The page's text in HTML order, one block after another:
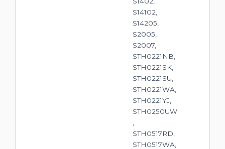
S14102,
S14205,
S2005,
S2007,
STH0221NB,
STH0221SK,
STH0221SU,
STH0221WA,
STH0221YJ,
STH0250UW
STH0517RD,
STH0517WA,